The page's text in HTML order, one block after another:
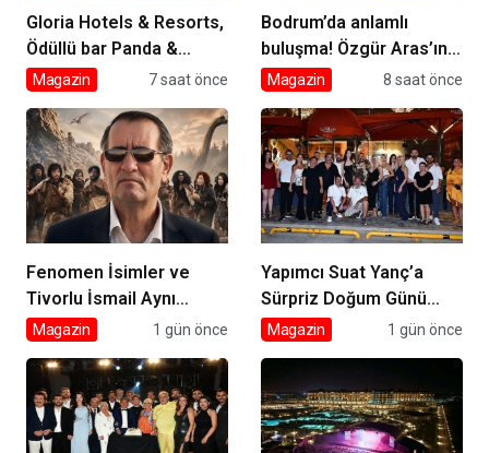
Gloria Hotels & Resorts,
Ödüllü bar Panda &
Sons ile unutulmaz bir
Attı
Magazin 7 saat önce
Bodrum’da anlamlı
buluşma! Özgür Aras’ın
çok konuşulan kitabı
Luxury Collection
Bodrum’da kutladı
Magazin 8 saat önce
Fenomen İsimler ve
Tivorlu İsmail Aynı
Filmde Buluştu! ‘Kozalak
Vizyonda
Magazin 1 gün önce
Yapımcı Suat Yanç’a
Sürpriz Doğum Günü
Kutlaması!
Magazin 1 gün önce